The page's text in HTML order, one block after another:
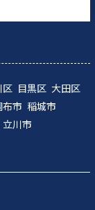
区 目黒区 大田区
布市 稲城市
立川市